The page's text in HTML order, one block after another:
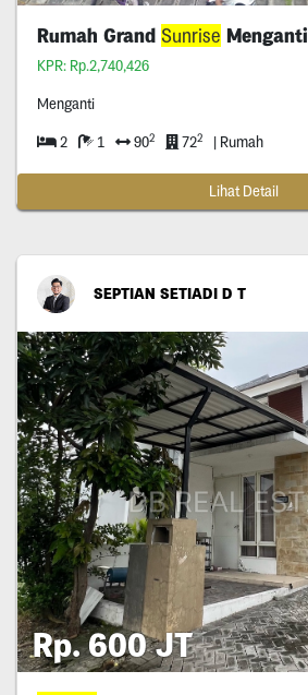
Rumah Grand Sunrise Menganti
KPR: Rp.2,740,426
Menganti
2 1 902 722 | Rumah
Lihat Detail
SEPTIAN SETIADI D T
Rp. 600 JT